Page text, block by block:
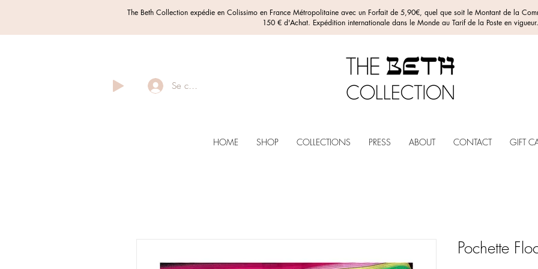
The Beth Collection expédie en Colissimo en France Métropolitaine avec un Forfait de 5,90€, quel que soit le Montant de la
150 € d'Achat. Expédition internationale dans le Monde au Tarif de la Poste en vigueur.
Se connecter
HOME SHOP COLLECTIONS PRESS ABOUT CONTACT GIFT
Pochette